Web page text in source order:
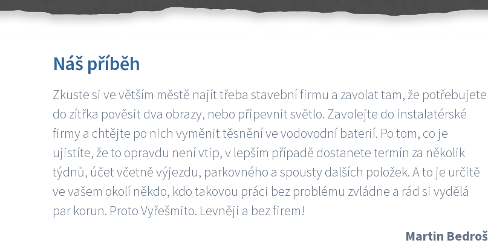
Náš příběh
Zkuste si ve větším městě najít třeba stavební firmu a zavolat tam, že potřebujete
do zítřka pověsit dva obrazy, nebo připevnit světlo. Zavolejte do instalatérské
firmy a chtějte po nich vyměnit těsnění ve vodovodní baterií. Po tom, co je
ujistíte, že to opravdu není vtip, v lepším případě dostanete termín za několik
týdnů, účet včetně výjezdu, parkovného a spousty dalších položek. A to je určitě
ve vašem okolí někdo, kdo takovou práci bez problému zvládne a rád si vydělá
par korun. Proto Vyřešmito. Levněji a bez firem!
Martin Bedroš